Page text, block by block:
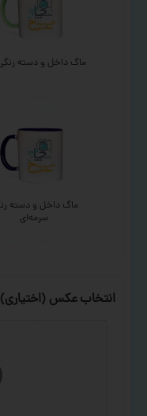
ماگ داخل و دسته
ماگ داخل و دسته
سرمه‌ای
انتخاب عکس (اختیاری)